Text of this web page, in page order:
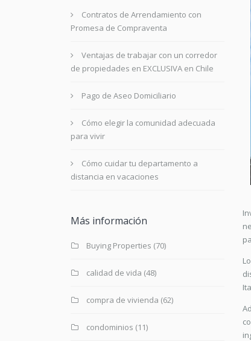
Contratos de Arrendamiento con
Promesa de Compraventa
Ventajas de trabajar con un corredor
de propiedades en EXCLUSIVA en Chile
Pago de Aseo Domiciliario
Cómo elegir la comunidad adecuada
para vivir
Cómo cuidar tu departamento a
distancia en vacaciones
Más información
Buying Properties (70)
calidad de vida (48)
compra de vivienda (62)
condominios (11)